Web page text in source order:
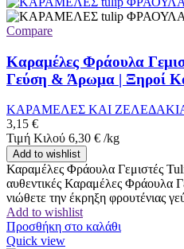
Compare
Καραμέλες Φράουλα
Γεύση & Άρωμα | Ξηροί
ΚΑΡΑΜΕΛΕΣ ΚΑΙ
3,15 €
Τιμή Κιλού 6,30 € /kg
Add to wishlist
Καραμέλες Φράουλα Γεμιστές
αυθεντικές Καραμέλες Φράουλα
νιώθετε την έκρηξη φρουτένιας
Add to wishlist
Προσθήκη στο καλάθι
Quick view